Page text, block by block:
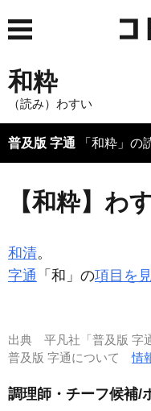
和粋
（読み）わすい
普及版 字通 「和粋」の
【和粋】わ
和清。
字通 「和」の項目を
出典 平凡社「普及版 字
普及版 字通について情
調理師・チーフ候補/